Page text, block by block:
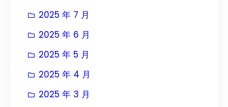
2025 年 7 月
2025 年 6 月
2025 年 5 月
2025 年 4 月
2025 年 3 月